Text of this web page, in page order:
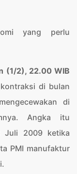
yang perlu
(1/2), 22.00 WIB
di bulan
di
Angka itu
Juli 2009 ketika
PMI manufaktur